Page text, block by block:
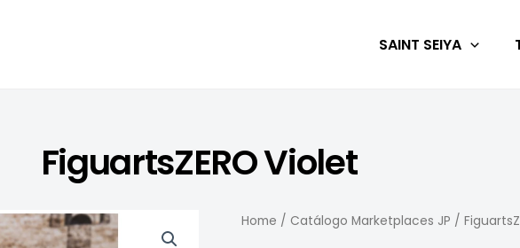
SAINT SEIYA
FiguartsZERO Violet
Home /Catálogo Marketplaces JP /